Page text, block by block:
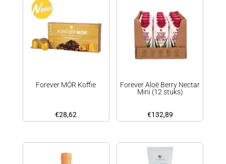
Forever MÓR Koffie
€28,62
Forever Aloë Berry Nectar
Mini (12 stuks)
€132,89